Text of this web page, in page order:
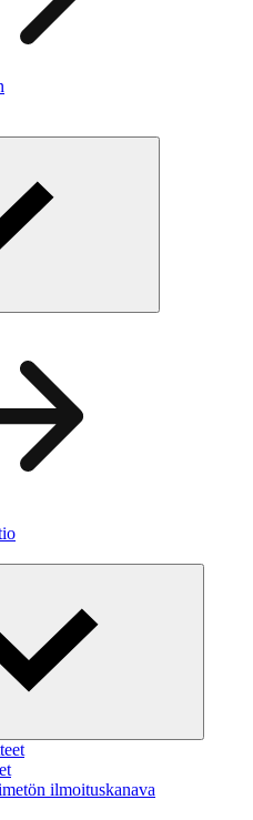
ilmoituskanava